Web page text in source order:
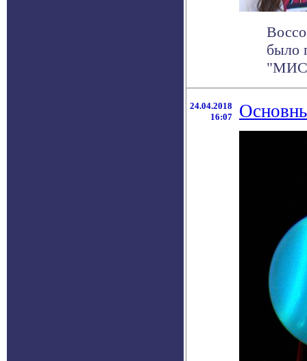
было
24.04.2018
16:07